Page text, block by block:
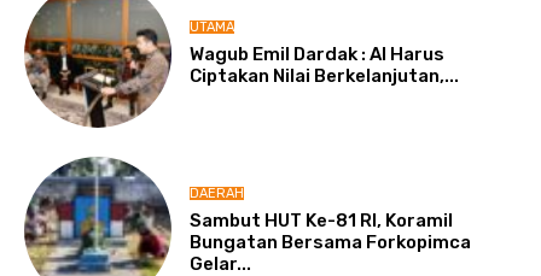
UTAMA
Wagub Emil Dardak : AI Harus
Ciptakan Nilai Berkelanjutan,...
DAERAH
Sambut HUT Ke-81 RI, Koramil
Bungatan Bersama Forkopimca
Gelar...